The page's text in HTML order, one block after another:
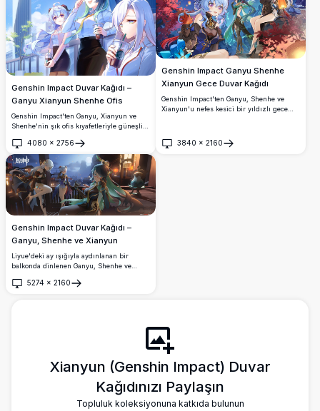
Genshin Impact Duvar Kağıdı –
Ganyu Xianyun Shenhe Ofis
Genshin Impact'ten Ganyu, Xianyun ve
Shenhe'nin şık ofis kıyafetleriyle güneşli
güzel bir şehir silueti arka planıyla
göründüğü yüksek çözünürlüklü 4K anime
duvar kağıdı.
4080 × 2756
Aç
Genshin Impact Ganyu Shenhe
Xianyun Gece Duvar Kağıdı
Genshin Impact'ten Ganyu, Shenhe ve
Xianyun'u nefes kesici bir yıldızlı gece
olarak gösteren, güzel ve detaylı anime
sanat stilinde muhteşem 4K duvar kağıdı.
3840 × 2160
Aç
Genshin Impact Duvar Kağıdı –
Ganyu, Shenhe ve Xianyun
Liyue'deki ay ışığıyla aydınlanan bir
balkonda dinlenen Ganyu, Shenhe ve
Impact hayran sanatı duvar kağıdı.
5274 × 2160
Aç
Xianyun (Genshin Impact) Duvar
Kağıdınızı Paylaşın
Topluluk koleksiyonuna katkıda bulunun